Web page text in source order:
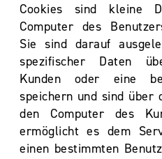
Cookies sind kleine
Computer des
Sie sind darauf
spezifischer Daten
Kunden oder eine
speichern und sind
den Computer des
ermöglicht es dem
einen bestimmten